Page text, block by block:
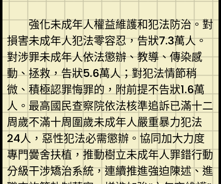
強化未成年人權益維護和犯法防治。對
損害未成年人犯法零容忍，告狀7.3萬人。
對涉罪未成年人依法懲辦、教導、傳染感
動、拯救，告狀5.6萬人；對犯法情節稍
微、積極認罪悔罪的，附前提不告狀1.6萬
人。最高國民查察院依法核準追訴已滿十二
周歲不滿十周圍歲未成年人嚴重暴力犯法
24人，惡性犯法必需懲辦。協同加大力度
專門黌舍扶植，推動樹立未成年人罪錯行動
分級干涉矯治系統，連續推進強迫陳述、進